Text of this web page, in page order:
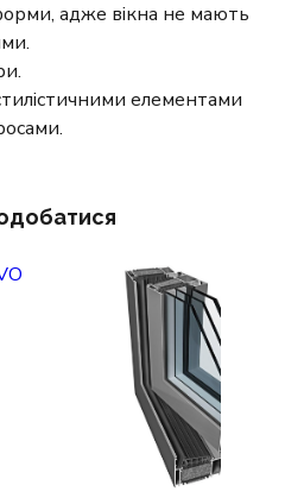
адже вікна не мають
елементами